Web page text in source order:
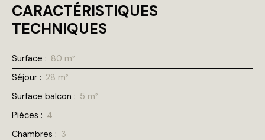
CARACTÉRISTIQUES
TECHNIQUES
Surface : 80 m²
Séjour : 28 m²
Surface balcon : 5 m²
Pièces : 4
Chambres : 3